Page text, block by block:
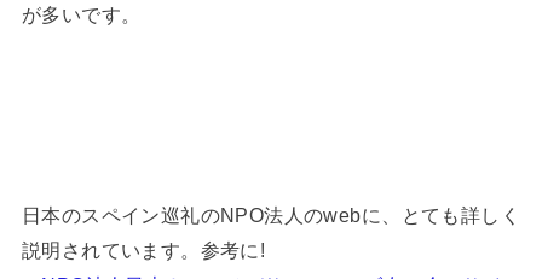
が多いです。
日本のスペイン巡礼のNPO法人のwebに、とても詳しく
説明されています。参考に!